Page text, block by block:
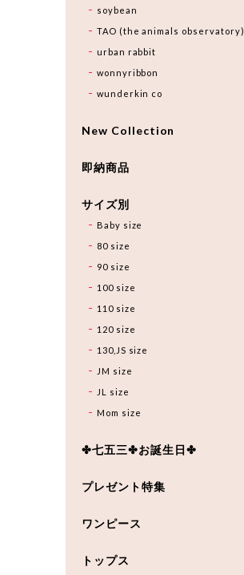
soybean
TAO (the animals observatory)
urban rabbit
wonnyribbon
wunderkin co
New Collection
即納商品
サイズ別
Baby size
80 size
90 size
100 size
110 size
120 size
130,JS size
JM size
JL size
Mom size
✤七五三✤お誕生日✤
プレゼント特集
ワンピース
トップス